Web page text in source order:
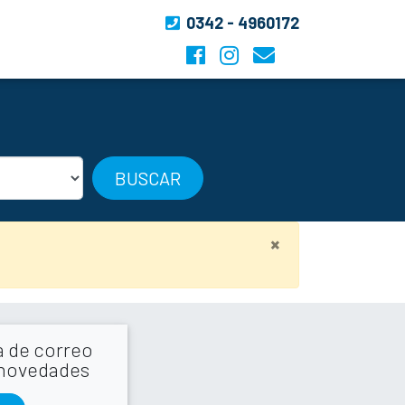
0342 - 4960172
BUSCAR
×
de correo